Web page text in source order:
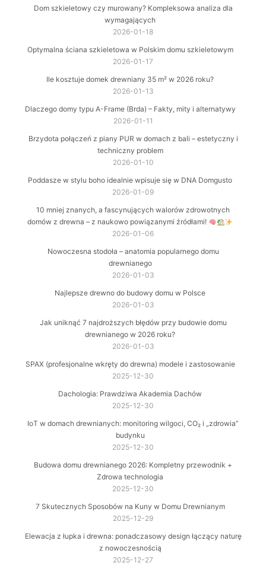
Dom szkieletowy czy murowany? Kompleksowa analiza dla
wymagających
2026-01-18
Optymalna ściana szkieletowa w Polskim domu szkieletowym
2026-01-17
Ile kosztuje domek drewniany 35 m² w 2026 roku?
2026-01-13
Dlaczego domy typu A-Frame (Brda) – Fakty, mity i alternatywy
2026-01-11
Brzydota połączeń z piany PUR w domach z bali – estetyczny i
techniczny problem
2026-01-10
Poddasze w stylu boho idealnie wpisuje się w DNA Domgusto
2026-01-09
10 mniej znanych, a fascynujących walorów zdrowotnych
domów z drewna – z naukowo powiązanymi źródłami!
2026-01-06
Nowoczesna stodoła – anatomia popularnego domu
drewnianego
2026-01-03
Najlepsze drewno do budowy domu w Polsce
2026-01-03
Jak uniknąć 7 najdroższych błędów przy budowie domu
drewnianego w 2026 roku?
2026-01-03
SPAX (profesjonalne wkręty do drewna) modele i zastosowanie
2025-12-30
Dachologia: Prawdziwa Akademia Dachów
2025-12-30
IoT w domach drewnianych: monitoring wilgoci, CO₂ i „zdrowia”
budynku
2025-12-30
Budowa domu drewnianego 2026: Kompletny przewodnik +
Zdrowa technologia
2025-12-30
7 Skutecznych Sposobów na Kuny w Domu Drewnianym
2025-12-29
Elewacja z łupka i drewna: ponadczasowy design łączący naturę
z nowoczesnością
2025-12-27